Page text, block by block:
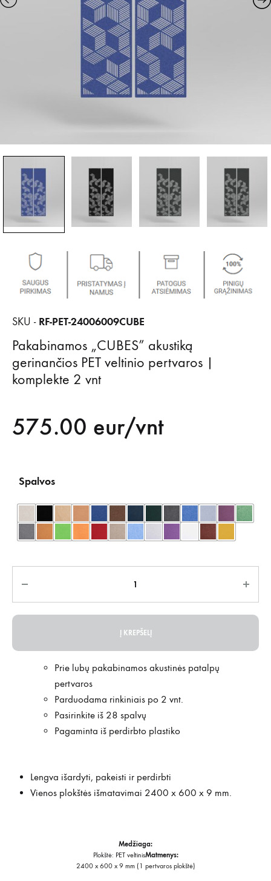
SKU - RF-PET-24006009CUBE
Pakabinamos „CUBES” akustiką
gerinančios PET veltinio pertvaros |
komplekte 2 vnt
575.00 eur/vnt
Spalvos
Į KREPŠELĮ
Prie lubų pakabinamos akustinės patalpų
pertvaros
Parduodama rinkiniais po 2 vnt.
Pasirinkite iš 28 spalvų
Pagaminta iš perdirbto plastiko
Lengva išardyti, pakeisti ir perdirbti
Vienos plokštės išmatavimai 2400 x 600 x 9 mm.
Medžiaga:
Plokštė: PET veltinisMatmenys:
2400 x 600 x 9 mm (1 pertvaros plokštė)